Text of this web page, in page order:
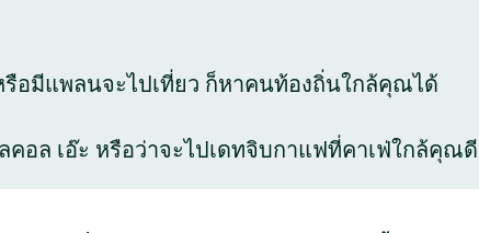
อมีแพลนจะไปเที่ยว ก็หาคนท้องถิ่นใกล้คุณได้
อล เอ๊ะ หรือว่าจะไปเดทจิบกาแฟที่คาเฟ่ใกล้คุณดี